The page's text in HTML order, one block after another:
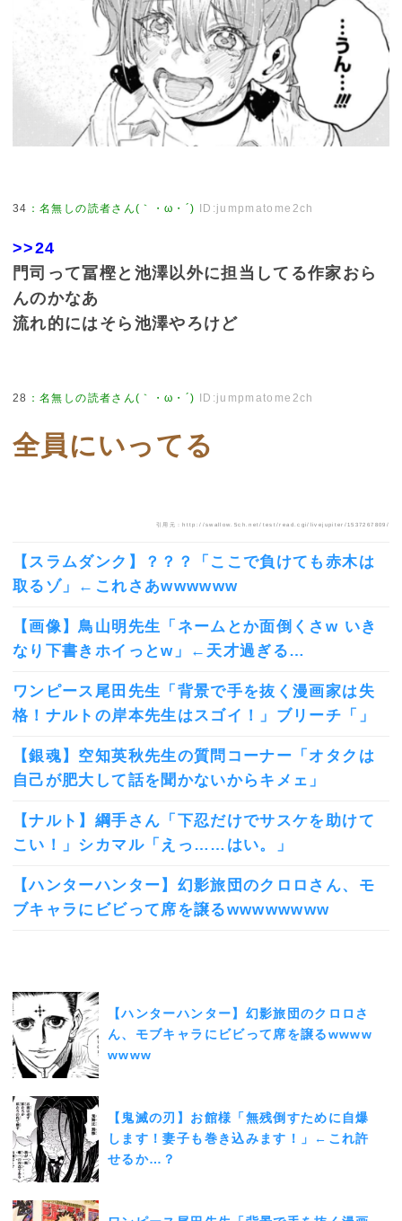
34 ：名無しの読者さん(｀・ω・´) ID:jumpmatome2ch
>>24
門司って冨樫と池澤以外に担当してる作家おら
んのかなあ
流れ的にはそら池澤やろけど
28 ：名無しの読者さん(｀・ω・´) ID:jumpmatome2ch
全員にいってる
引用元：http://swallow.5ch.net/test/read.cgi/livejupiter/1537267809/
【スラムダンク】？？？「ここで負けても赤木は
取るゾ」←これさあwwwwww
【画像】鳥山明先生「ネームとか面倒くさw いき
なり下書きホイっとw」←天才過ぎる…
ワンピース尾田先生「背景で手を抜く漫画家は失
格！ナルトの岸本先生はスゴイ！」ブリーチ「」
【銀魂】空知英秋先生の質問コーナー「オタクは
自己が肥大して話を聞かないからキメェ」
【ナルト】綱手さん「下忍だけでサスケを助けて
こい！」シカマル「えっ……はい。」
【ハンターハンター】幻影旅団のクロロさん、モ
ブキャラにビビって席を譲るwwwwwwww
【ハンターハンター】幻影旅団のクロロさ
ん、モブキャラにビビって席を譲るwwww
wwww
【鬼滅の刃】お館様「無残倒すために自爆
します！妻子も巻き込みます！」←これ許
せるか…？